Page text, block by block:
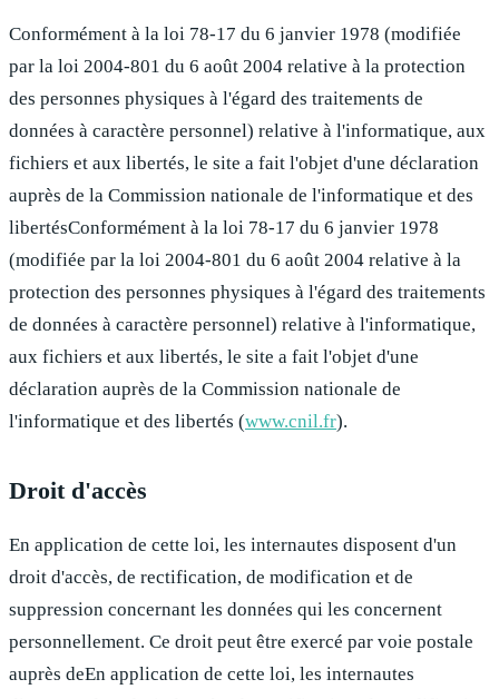
Conformément à la loi 78-17 du 6 janvier 1978 (modifiée
par la loi 2004-801 du 6 août 2004 relative à la protection
des personnes physiques à l'égard des traitements de
données à caractère personnel) relative à l'informatique, aux
fichiers et aux libertés, le site a fait l'objet d'une déclaration
auprès de la Commission nationale de l'informatique et des
libertésConformément à la loi 78-17 du 6 janvier 1978
(modifiée par la loi 2004-801 du 6 août 2004 relative à la
protection des personnes physiques à l'égard des traitements
de données à caractère personnel) relative à l'informatique,
aux fichiers et aux libertés, le site a fait l'objet d'une
déclaration auprès de la Commission nationale de
l'informatique et des libertés (www.cnil.fr).
Droit d'accès
En application de cette loi, les internautes disposent d'un
droit d'accès, de rectification, de modification et de
suppression concernant les données qui les concernent
personnellement. Ce droit peut être exercé par voie postale
auprès deEn application de cette loi, les internautes